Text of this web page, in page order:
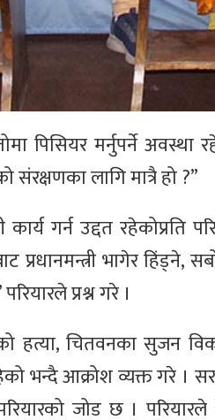
पिसियर मर्नुपर्ने अवस्था
लागि मात्रै हो ?”
गर्न उद्दत रहेकोप्रति
भागेर हिंड्ने,
प्रश्न गरे ।
हत्या, चितवनका सुजन
भन्दै आक्रोश व्यक्त गरे ।
जोड छ ।